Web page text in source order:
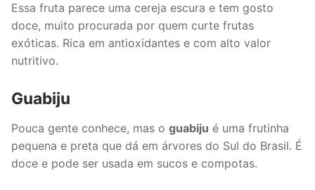
Essa fruta parece uma cereja escura e tem gosto
doce, muito procurada por quem curte frutas
exóticas. Rica em antioxidantes e com alto valor
nutritivo.
Guabiju
Pouca gente conhece, mas o guabiju é uma frutinha
pequena e preta que dá em árvores do Sul do Brasil. É
doce e pode ser usada em sucos e compotas.